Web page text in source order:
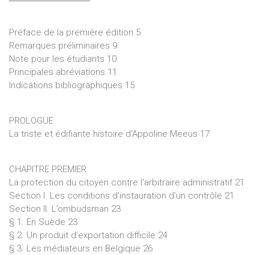
pleine juridiction, marginales, sauf pour le contentieux
électoral. L’étude des voies de recours clôture l’ouvrage.
Un aspect a été délibérément omis, non qu’il soit
d’importance négligeable, mais parce que les
développements qu’il mériterait gonfleraient ce volume dans
sur le plan pédagogique: c’est l’emploi des langues dans les
procédures devant le Conseil d’Etat.
Préface de la première édition 5
Remarques préliminaires 9
Note pour les étudiants 10
Principales abréviations 11
Indications bibliographiques 15
PROLOGUE
La triste et édifiante histoire d'Appoline Meeus 17
CHAPITRE PREMIER
La protection du citoyen contre l'arbitraire administratif 21
Section I. Les conditions d'instauration d’un contrôle 21
Section II. L’ombudsman 23
§ 1. En Suède 23
§ 2. Un produit d’exportation difficile 24
§ 3. Les médiateurs en Belgique 26